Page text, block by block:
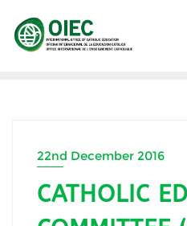
22nd December 2016
CATHOLIC